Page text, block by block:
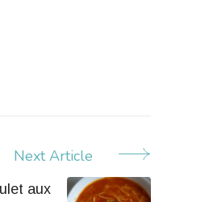
Next Article
aux